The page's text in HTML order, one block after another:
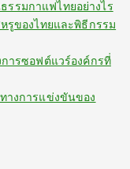
รมกาแฟไทยอย่างไร
รูของไทยและพิธีกรรม
การซอฟต์แวร์องค์กรที่
างการแข่งขันของ